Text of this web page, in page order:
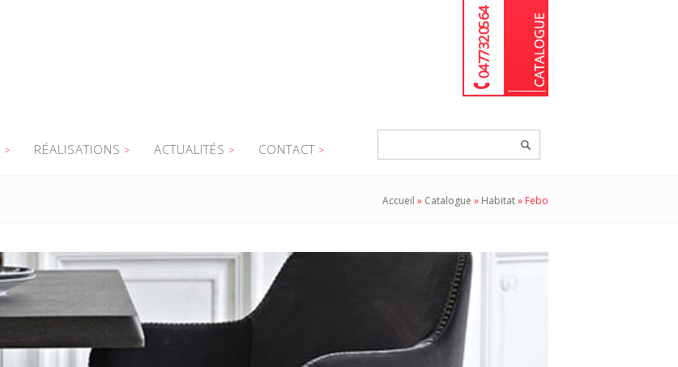
04 77 32 05 64
RÉALISATIONS ACTUALITÉS CONTACT
Accueil » Catalogue » Habitat» Febo